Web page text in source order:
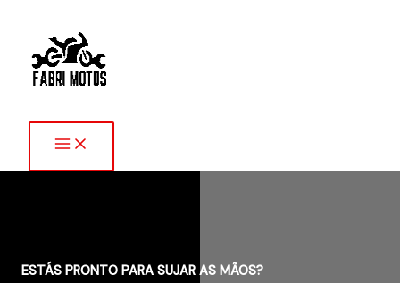
content
ESTÁS PRONTO PARA SUJAR AS MÃOS?